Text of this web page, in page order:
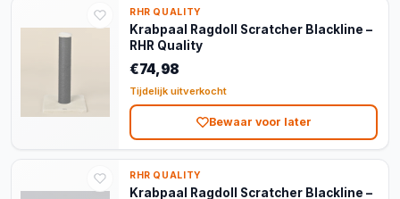
RHR QUALITY
Krabpaal Ragdoll Scratcher Blackline –
RHR Quality
€74,98
Tijdelijk uitverkocht
Bewaar voor later
RHR QUALITY
Krabpaal Ragdoll Scratcher Blackline –